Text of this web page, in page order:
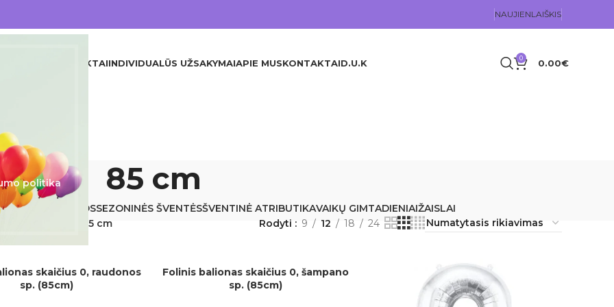
politika
NAUJIENLAIŠKIS
VISI PRODUKTAIINDIVIDUALŪS UŽSAKYMAIAPIE MUSKONTAKTAID.U.K 0 0.00€
85 cm
KITA KRIKŠTYNOSSEZONINĖS ŠVENTĖSŠVENTINĖ ATRIBUTIKAVAIKŲ GIMTADIENIAIŽAISLAI
85 cm Rodyti 9 12 18 24
skaičius 0, raudonos
sp. (85cm)
Į KREPŠELĮ
Folinis balionas skaičius 0, šampano
sp. (85cm)